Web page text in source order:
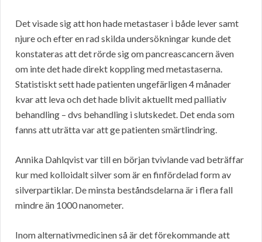
Det visade sig att hon hade metastaser i både lever samt
njure och efter en rad skilda undersökningar kunde det
konstateras att det rörde sig om pancreascancern även
om inte det hade direkt koppling med metastaserna.
Statistiskt sett hade patienten ungefärligen 4 månader
kvar att leva och det hade blivit aktuellt med palliativ
behandling – dvs behandling i slutskedet. Det enda som
fanns att uträtta var att ge patienten smärtlindring.
Annika Dahlqvist var till en början tvivlande vad beträffar
kur med kolloidalt silver som är en finfördelad form av
silverpartiklar. De minsta beståndsdelarna är i flera fall
mindre än 1000 nanometer.
Inom alternativmedicinen så är det förekommande att